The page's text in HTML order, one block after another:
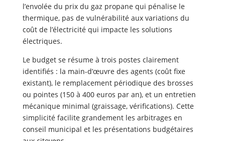
l’envolée du prix du gaz propane qui pénalise le
thermique, pas de vulnérabilité aux variations du
coût de l’électricité qui impacte les solutions
électriques.
Le budget se résume à trois postes clairement
identifiés : la main-d’œuvre des agents (coût fixe
existant), le remplacement périodique des brosses
ou pointes (150 à 400 euros par an), et un entretien
mécanique minimal (graissage, vérifications). Cette
simplicité facilite grandement les arbitrages en
conseil municipal et les présentations budgétaires